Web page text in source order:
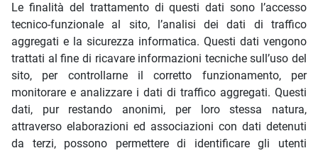
Le finalità del trattamento di questi dati sono l’accesso
tecnico-funzionale al sito, l’analisi dei dati di traffico
aggregati e la sicurezza informatica. Questi dati vengono
trattati al fine di ricavare informazioni tecniche sull’uso del
sito, per controllarne il corretto funzionamento, per
monitorare e analizzare i dati di traffico aggregati. Questi
dati, pur restando anonimi, per loro stessa natura,
attraverso elaborazioni ed associazioni con dati detenuti
da terzi, possono permettere di identificare gli utenti